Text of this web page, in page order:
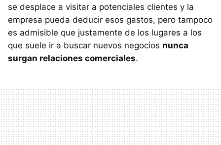
se desplace a visitar a potenciales clientes y la
empresa pueda deducir esos gastos, pero tampoco
es admisible que justamente de los lugares a los
que suele ir a buscar nuevos negocios nunca
surgan relaciones comerciales.